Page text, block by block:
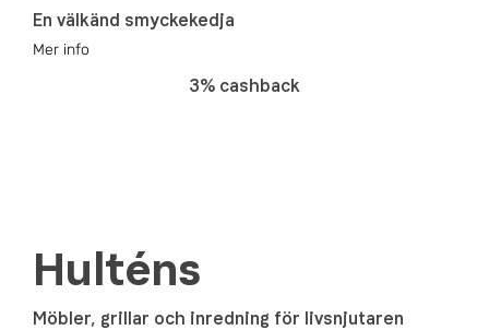
En välkänd smyckekedja
Mer info
3% cashback
Hulténs
Möbler, grillar och inredning för livsnjutaren